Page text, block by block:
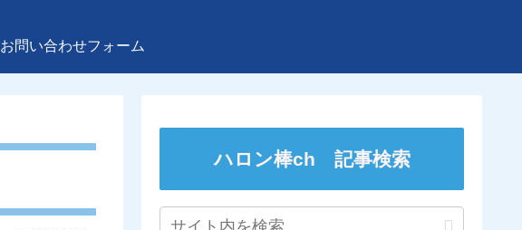
お問い合わせフォーム
ハロン棒ch 記事検索